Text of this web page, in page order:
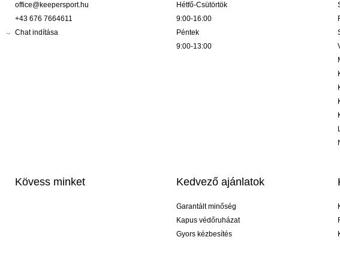
office@keepersport.hu
+43 676 7664611
Chat indítása
Hétfő-Csütörtök
9:00-16:00
Péntek
9:00-13:00
Kövess minket Kedvező ajánlatok
Garantált minőség
Kapus védőruházat
Gyors kézbesítés